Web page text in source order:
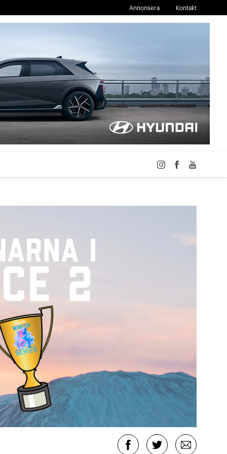
Annonsera Kontakt